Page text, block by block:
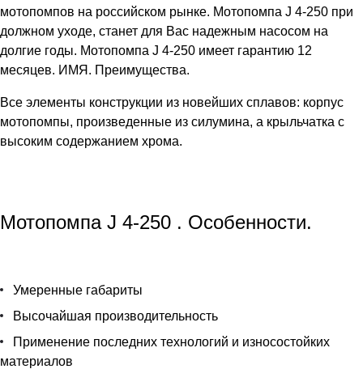
мотопомпов на российском рынке. Мотопомпа J 4-250 при
должном уходе, станет для Вас надежным насосом на
долгие годы. Мотопомпа J 4-250 имеет гарантию 12
месяцев. ИМЯ. Преимущества.
Все элементы конструкции из новейших сплавов: корпус
мотопомпы, произведенные из силумина, а крыльчатка с
высоким содержанием хрома.
Мотопомпа J 4-250 . Особенности.
Умеренные габариты
Высочайшая производительность
Применение последних технологий и износостойких
материалов